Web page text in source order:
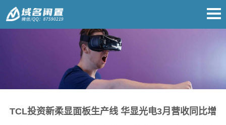
TCL投资新柔显面板生产线 华显光电3月营收同比增